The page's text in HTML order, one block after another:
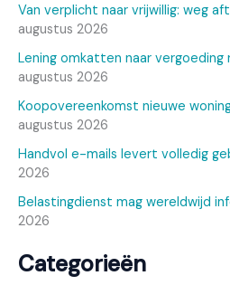
Van verplicht naar vrijwillig: weg
augustus 2026
Lening omkatten naar
augustus 2026
Koopovereenkomst nieuwe
augustus 2026
Handvol e-mails levert volledig
2026
Belastingdienst mag wereldwijd
2026
Categorieën